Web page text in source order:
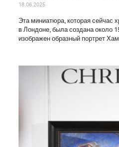
18.06.2025
Эта миниатюра, которая сейчас
в Лондоне, была создана около
изображен образный портрет